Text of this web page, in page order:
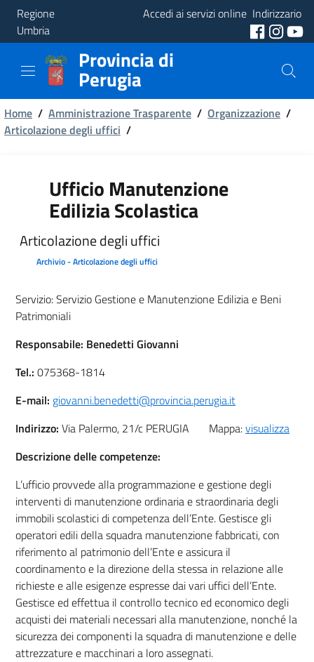
Regione
Umbria
Accedi ai servizi online Indirizzario
Provincia
Aree
Tematiche
Provincia di
Perugia
Briciole
di
Home / Amministrazione Trasparente / Organizzazione /
Articolazione degli uffici /
Ufficio Manutenzione
Edilizia Scolastica
Articolazione degli uffici
Archivio - Articolazione degli uffici
Servizio: Servizio Gestione e Manutenzione Edilizia e Beni
Patrimoniali
Responsabile: Benedetti Giovanni
Tel.: 075368-1814
E-mail: giovanni.benedetti@provincia.perugia.it
Indirizzo: Via Palermo, 21/c PERUGIA Mappa:visualizza
Descrizione delle competenze:
L’ufficio provvede alla programmazione e gestione degli
interventi di manutenzione ordinaria e straordinaria degli
immobili scolastici di competenza dell’Ente. Gestisce gli
operatori edili della squadra manutenzione fabbricati, con
riferimento al patrimonio dell’Ente e assicura il
coordinamento e la direzione della stessa in relazione alle
richieste e alle esigenze espresse dai vari uffici dell’Ente.
Gestisce ed effettua il controllo tecnico ed economico degli
acquisti dei materiali necessari alla manutenzione, nonché la
sicurezza dei componenti la squadra di manutenzione e delle
attrezzature e macchinari a loro assegnati.